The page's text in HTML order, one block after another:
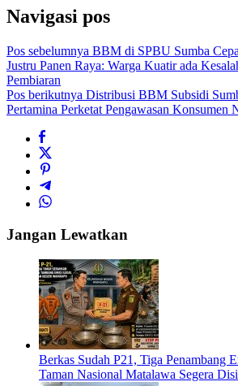
Navigasi pos
Pos sebelumnya BBM di SPBU Sumba
Justru Panen Raya: Warga Kuatir ada
Pembiaran
Pos berikutnya Distribusi BBM Subsidi
Pertamina Perketat Pengawasan Konsumen
Jangan Lewatkan
Berkas Sudah P21, Tiga Penambang
Taman Nasional Matalawa Segera